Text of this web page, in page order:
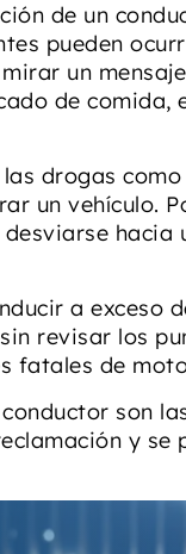
de un
pueden
un
de comida,
las drogas
un vehículo.
hacia
a exceso
revisar los
fatales de
son
y se